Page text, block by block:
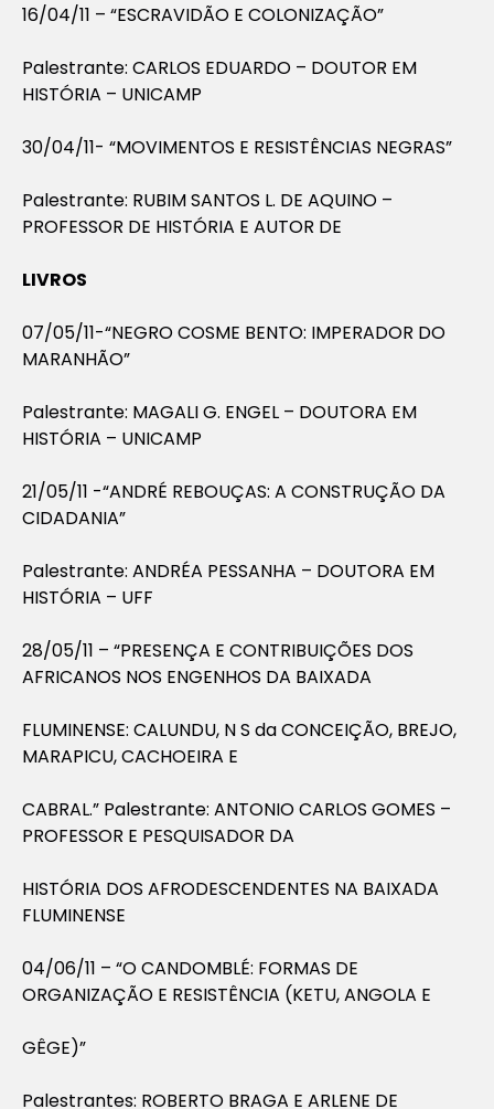
16/04/11 – “ESCRAVIDÃO E COLONIZAÇÃO”
Palestrante: CARLOS EDUARDO – DOUTOR EM
HISTÓRIA – UNICAMP
30/04/11- “MOVIMENTOS E RESISTÊNCIAS NEGRAS”
Palestrante: RUBIM SANTOS L. DE AQUINO –
PROFESSOR DE HISTÓRIA E AUTOR DE
LIVROS
07/05/11-“NEGRO COSME BENTO: IMPERADOR DO
MARANHÃO”
Palestrante: MAGALI G. ENGEL – DOUTORA EM
HISTÓRIA – UNICAMP
21/05/11 -“ANDRÉ REBOUÇAS: A CONSTRUÇÃO DA
CIDADANIA”
Palestrante: ANDRÉA PESSANHA – DOUTORA EM
HISTÓRIA – UFF
28/05/11 – “PRESENÇA E CONTRIBUIÇÕES DOS
AFRICANOS NOS ENGENHOS DA BAIXADA
FLUMINENSE: CALUNDU, N S da CONCEIÇÃO, BREJO,
MARAPICU, CACHOEIRA E
CABRAL.” Palestrante: ANTONIO CARLOS GOMES –
PROFESSOR E PESQUISADOR DA
HISTÓRIA DOS AFRODESCENDENTES NA BAIXADA
FLUMINENSE
04/06/11 – “O CANDOMBLÉ: FORMAS DE
ORGANIZAÇÃO E RESISTÊNCIA (KETU, ANGOLA E
GÊGE)”
Palestrantes: ROBERTO BRAGA E ARLENE DE